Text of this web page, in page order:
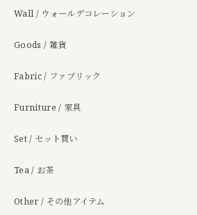
Wall / ウォールデコレーション
Goods / 雑貨
Fabric / ファブリック
Furniture / 家具
Set / セット買い
Tea / お茶
Other / その他アイテム